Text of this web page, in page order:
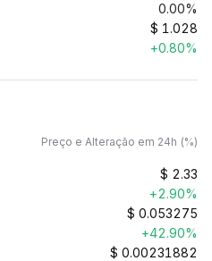
0.00%
$ 1.028
+0.80%
Preço e Alteração em 24h (%)
$ 2.33
+2.90%
$ 0.053275
+42.90%
$ 0.00231882